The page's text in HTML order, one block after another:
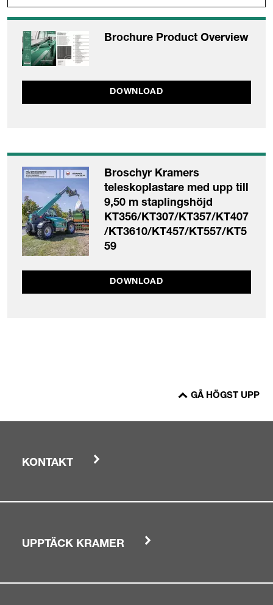
Brochure Product Overview
DOWNLOAD
Broschyr Kramers
teleskoplastare med upp till
9,50 m staplingshöjd
KT356/KT307/KT357/KT407
/KT3610/KT457/KT557/KT5
59
DOWNLOAD
GÅ HÖGST UPP
KONTAKT
UPPTÄCK KRAMER